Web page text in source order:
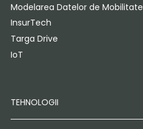
Modelarea Datelor de Mobilitate
InsurTech
Targa Drive
IoT
TEHNOLOGII